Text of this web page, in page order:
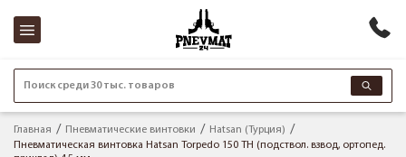
Поиск среди 30 тыс. товаров
Главная Пневматические винтовки
Hatsan (Турция)
Пневматическая винтовка Hatsan Torpedo 150 TH (подствол. взвод, ортопед.